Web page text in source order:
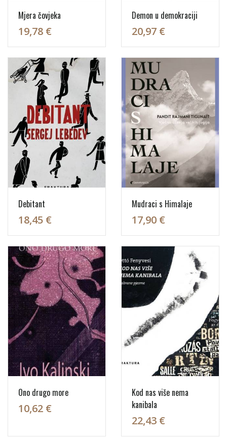
Mjera čovjeka
19,78 €
Demon u demokraciji
20,97 €
Debitant
18,45 €
Mudraci s Himalaje
17,90 €
Ono drugo more
10,62 €
Kod nas više nema
kanibala
22,43 €